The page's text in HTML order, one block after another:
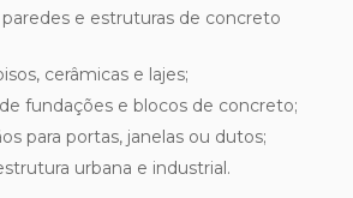
cerâmicas e lajes;
fundações e blocos de concreto;
para portas, janelas ou dutos;
urbana e industrial.